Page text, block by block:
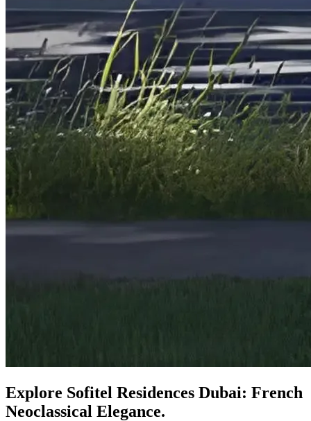
Explore Sofitel Residences Dubai: French
Neoclassical Elegance.